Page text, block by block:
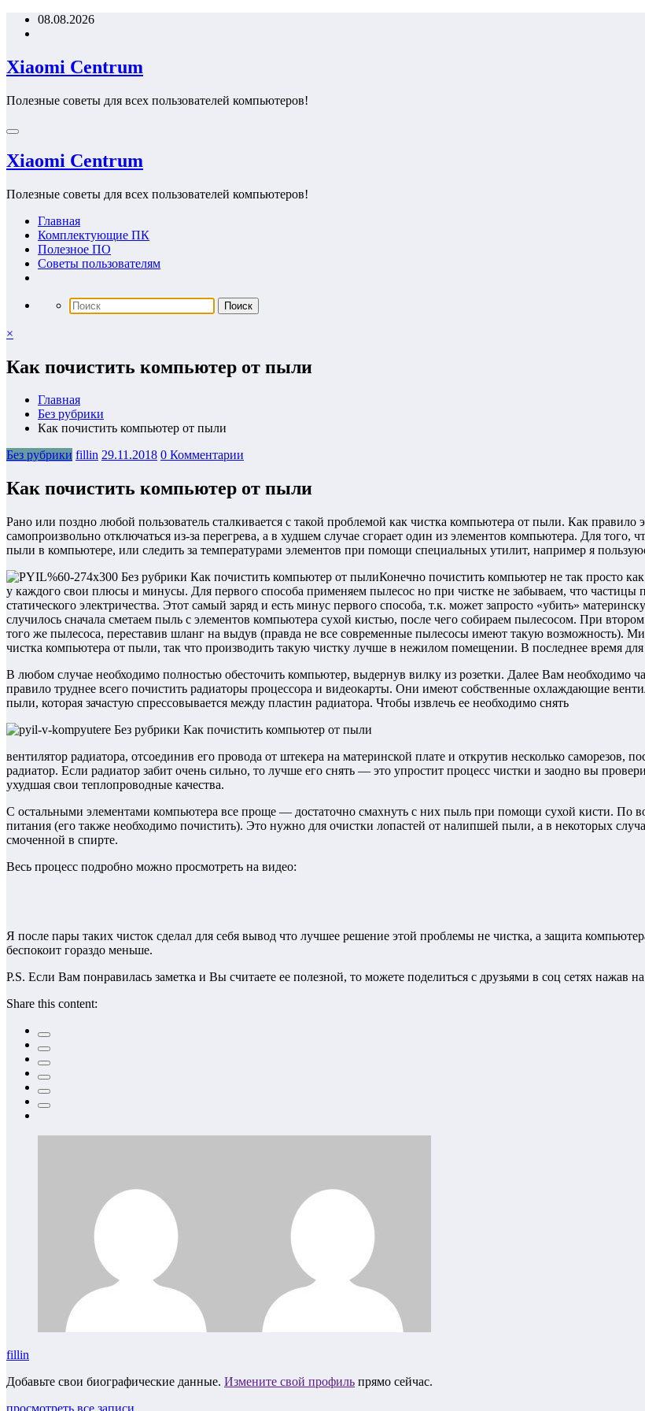
Перейти08.08.2026
Xiaomi Centrum
Полезные советы для всех пользователей компьютеров!
Xiaomi Centrum
Полезные советы для всех пользователей компьютеров!
Главная
Комплектующие ПК
Полезное ПО
Советы пользователям
×
Как почистить компьютер от пыли
Главная
Без рубрики
Как почистить компьютер от пыли
Без рубрики fillin 29.11.2018 0 Комментарии
Как почистить компьютер от пыли
Рано или поздно любой пользователь сталкивается с такой проблемой как чистка компьютера от пыли. Как правило
самопроизвольно отключаться из-за перегрева, а в худшем случае сгорает один из элементов компьютера. Для того,
пыли в компьютере, или следить за температурами элементов при помощи специальных утилит, например я
Конечно почистить компьютер не так просто
у каждого свои плюсы и минусы. Для первого способа применяем пылесос но при чистке не забываем, что частицы
статического электричества. Этот самый заряд и есть минус первого способа, т.к. может запросто «убить»
случилось сначала сметаем пыль с элементов компьютера сухой кистью, после чего собираем пылесосом. При
того же пылесоса, переставив шланг на выдув (правда не все современные пылесосы имеют такую возможность).
чистка компьютера от пыли, так что производить такую чистку лучше в нежилом помещении. В последнее время
В любом случае необходимо полностью обесточить компьютер, выдернув вилку из розетки. Далее Вам необходимо
правило труднее всего почистить радиаторы процессора и видеокарты. Они имеют собственные охлаждающие
пыли, которая зачастую спрессовывается между пластин радиатора. Чтобы извлечь ее необходимо снять
вентилятор радиатора, отсоединив его провода от штекера на материнской плате и открутив несколько
радиатор. Если радиатор забит очень сильно, то лучше его снять — это упростит процесс чистки и заодно вы
ухудшая свои теплопроводные качества.
С остальными элементами компьютера все проще — достаточно смахнуть с них пыль при помощи сухой кисти. По
питания (его также необходимо почистить). Это нужно для очистки лопастей от налипшей пыли, а в некоторых
смоченной в спирте.
Весь процесс подробно можно просмотреть на видео:
Я после пары таких чисток сделал для себя вывод что лучшее решение этой проблемы не чистка, а защита
беспокоит гораздо меньше.
P.S. Если Вам понравилась заметка и Вы считаете ее полезной, то можете поделиться с друзьями в соц сетях
Share this content:
fillin
Добавьте свои биографические данные. Измените свой профиль прямо сейчас.